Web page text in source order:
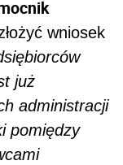
wniosek
już
administracji
pomiędzy